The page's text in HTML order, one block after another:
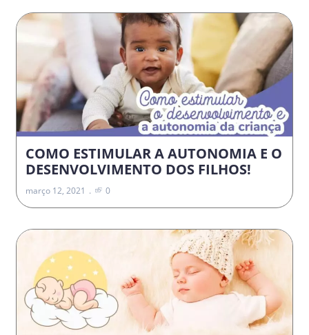
COMO ESTIMULAR A AUTONOMIA E O
DESENVOLVIMENTO DOS FILHOS!
março 12, 2021 0